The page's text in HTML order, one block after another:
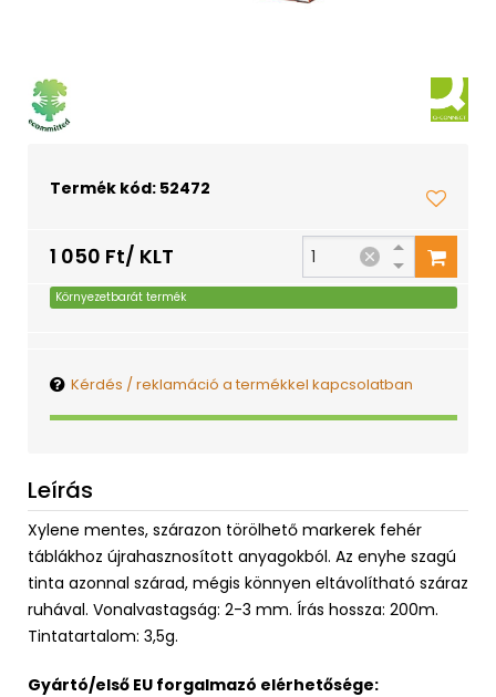
Termék kód: 52472
1 050 Ft/ KLT
Környezetbarát termék
Kérdés / reklamáció a termékkel kapcsolatban
Leírás
Xylene mentes, szárazon törölhető markerek fehér
táblákhoz újrahasznosított anyagokból. Az enyhe szagú
tinta azonnal szárad, mégis könnyen eltávolítható száraz
ruhával. Vonalvastagság: 2-3 mm. Írás hossza: 200m.
Tintatartalom: 3,5g.
Gyártó/első EU forgalmazó elérhetősége: